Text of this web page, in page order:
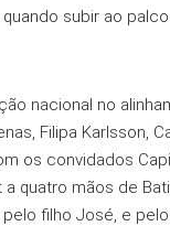
subir ao
nacional no
Filipa Karlsson,
os convidados
quatro mãos de
filho José, e